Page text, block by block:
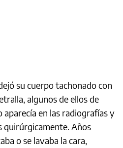
su cuerpo tachonado con
algunos de ellos de
en las radiografías y
quirúrgicamente. Años
o se lavaba la cara,